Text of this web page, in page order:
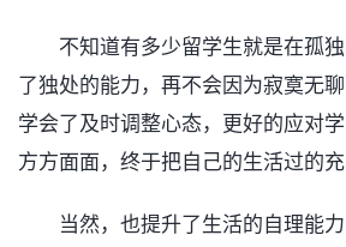
不知道有多少留学生就是在孤独
了独处的能力，再不会因为寂寞无聊
学会了及时调整心态，更好的应对
方方面面，终于把自己的生活过的充
当然，也提升了生活的自理能力